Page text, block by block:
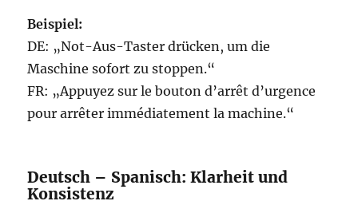
Beispiel:
DE: „Not-Aus-Taster drücken, um die
Maschine sofort zu stoppen.“
FR: „Appuyez sur le bouton d’arrêt d’urgence
pour arrêter immédiatement la machine.“
Deutsch – Spanisch: Klarheit und
Konsistenz